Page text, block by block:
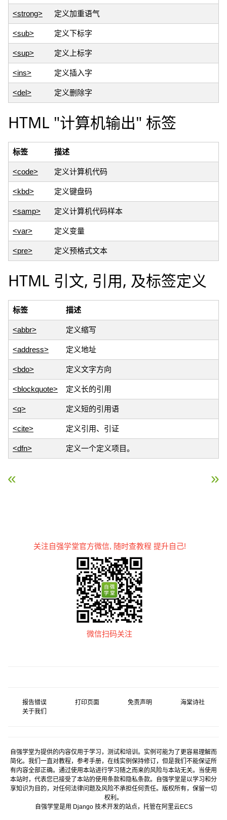
<strong> 定义加重语气
<sub> 定义下标字
<sup> 定义上标字
<ins> 定义插入字
<del> 定义删除字
HTML "计算机输出" 标签
标签 描述
<code> 定义计算机代码
<kbd> 定义键盘码
<samp> 定义计算机代码样本
<var> 定义变量
<pre> 定义预格式文本
HTML 引文, 引用, 及标签定义
标签 描述
<abbr> 定义缩写
<address> 定义地址
<bdo> 定义文字方向
<blockquote> 定义长的引用
<q> 定义短的引用语
<cite> 定义引用、引证
<dfn> 定义一个定义项目。
« HTML 段落 HTML 链接 »
关注自强学堂官方微信, 随时查教程 提升自己!
微信扫码关注
报告错误 打印页面 免责声明
海棠诗社
关于我们
自强学堂为提供的内容仅用于学习，测试和培训。实例可能为了更容易理解而
简化。我们一直对教程，参考手册，在线实例保持修订，但是我们不能保证所
有内容全部正确。通过使用本站进行学习随之而来的风险与本站无关。当使用
本站时，代表您已接受了本站的使用条款和隐私条款。自强学堂是以学习和分
享知识为目的，对任何法律问题及风险不承担任何责任。版权所有，保留一切
权利。
自强学堂是用 Django技术开发的站点，托管在阿里云ECS